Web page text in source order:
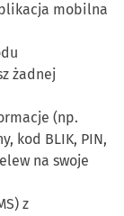
mobilna
żadnej
(np.
kod BLIK, PIN,
na swoje
z